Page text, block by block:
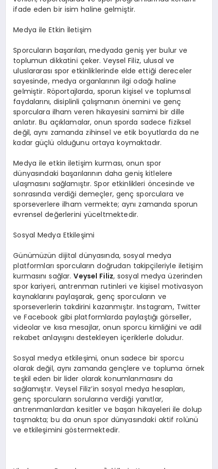
ifade eden bir isim haline gelmiştir.
Medya ile Etkin İletişim
Sporcuların başarıları, medyada geniş yer bulur ve
toplumun dikkatini çeker. Veysel Filiz, ulusal ve
uluslararası spor etkinliklerinde elde ettiği dereceler
sayesinde, medya organlarının ilgi odağı haline
gelmiştir. Röportajlarda, sporun kişisel ve toplumsal
faydalarını, disiplinli çalışmanın önemini ve genç
sporculara ilham veren hikayesini samimi bir dille
anlatır. Bu açıklamalar, onun sporda sadece fiziksel
değil, aynı zamanda zihinsel ve etik boyutlarda da ne
kadar güçlü olduğunu ortaya koymaktadır.
Medya ile etkin iletişim kurması, onun spor
dünyasındaki başarılarının daha geniş kitlelere
ulaşmasını sağlamıştır. Spor etkinlikleri öncesinde ve
sonrasında verdiği demeçler, genç sporculara ve
sporseverlere ilham vermekte; aynı zamanda sporun
evrensel değerlerini yüceltmektedir.
Sosyal Medya Etkileşimi
Günümüzün dijital dünyasında, sosyal medya
platformları sporcuların doğrudan takipçileriyle iletişim
kurmasını sağlar.Veysel Filiz, sosyal medya üzerinden
spor kariyeri, antrenman rutinleri ve kişisel motivasyon
kaynaklarını paylaşarak, genç sporcuların ve
sporseverlerin takdirini kazanmıştır. Instagram, Twitter
ve Facebook gibi platformlarda paylaştığı görseller,
videolar ve kısa mesajlar, onun sporcu kimliğini ve adil
rekabet anlayışını destekleyen içeriklerle doludur.
Sosyal medya etkileşimi, onun sadece bir sporcu
olarak değil, aynı zamanda gençlere ve topluma örnek
teşkil eden bir lider olarak konumlanmasını da
sağlamıştır. Veysel Filiz’in sosyal medya hesapları,
genç sporcuların sorularına verdiği yanıtlar,
antrenmanlardan kesitler ve başarı hikayeleri ile dolup
taşmakta; bu da onun spor dünyasındaki aktif rolünü
ve etkileşimini göstermektedir.